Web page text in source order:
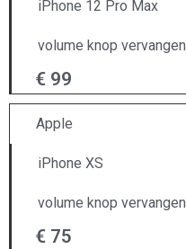
iPhone 12 Pro Max
volume knop vervangen
€ 99
Apple
iPhone XS
volume knop vervangen
€ 75